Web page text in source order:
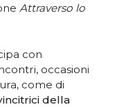
Attraverso lo
con
occasioni
come di
della